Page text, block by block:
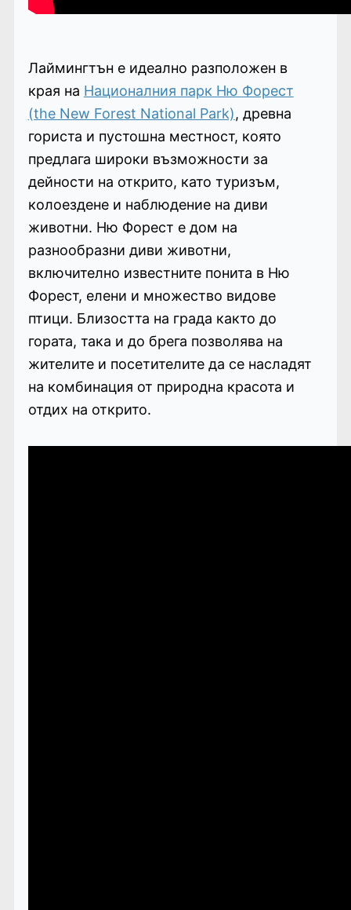
Лаймингтън е идеално разположен в
края на Националния парк Ню Форест
(the New Forest National Park), древна
гориста и пустошна местност, която
предлага широки възможности за
дейности на открито, като туризъм,
колоездене и наблюдение на диви
животни. Ню Форест е дом на
разнообразни диви животни,
включително известните понита в Ню
Форест, елени и множество видове
птици. Близостта на града както до
гората, така и до брега позволява на
жителите и посетителите да се насладят
на комбинация от природна красота и
отдих на открито.